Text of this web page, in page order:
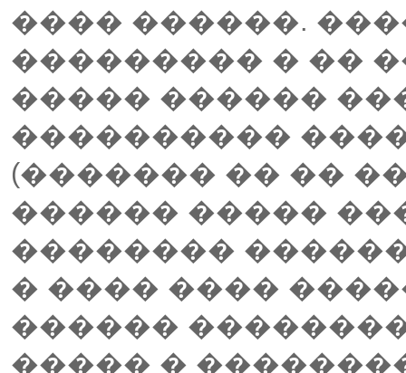
���� ������.
��������� � ��
����� ������
����������
(������� �� ��
������ �����
��������
� ���� ����
������
����� �